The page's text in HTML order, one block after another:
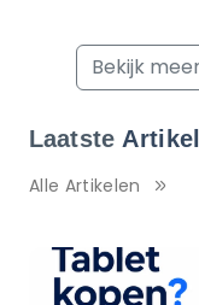
Bekijk
Laatste
Alle Artikelen